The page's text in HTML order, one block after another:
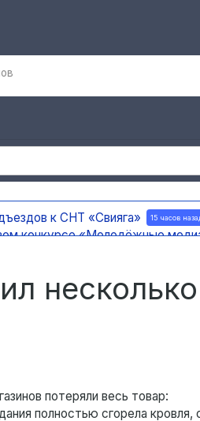
к СНТ «Свияга» 15 часов
конкурсе «Молодёжные
несколько
потеряли весь товар:
полностью сгорела кровля,